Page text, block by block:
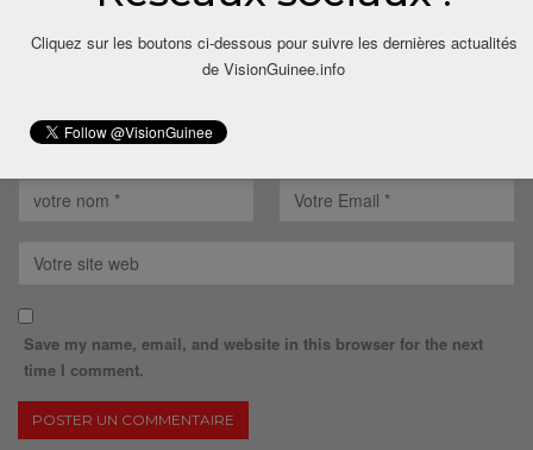
Save my name, email, and website in this browser for the next
time I comment.
Cliquez sur les boutons ci-dessous pour suivre les dernières actualités
de VisionGuinee.info